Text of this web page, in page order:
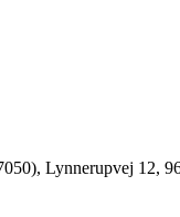
Lynnerupvej 12,